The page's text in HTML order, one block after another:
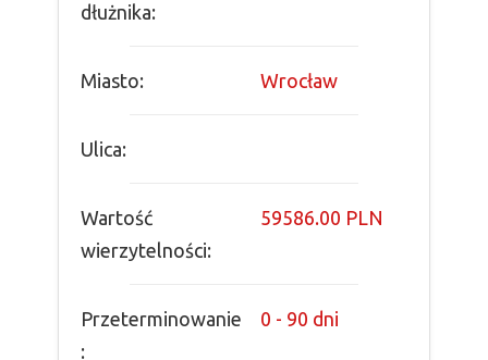
dłużnika:
Miasto: Wrocław
Ulica:
Wartość
wierzytelności:
59586.00 PLN
Przeterminowanie
:
0 - 90 dni